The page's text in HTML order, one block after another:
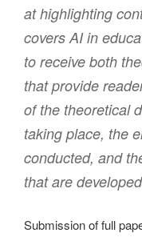
at highlighting
covers AI in
to receive both
that provide
of the theoretical
taking place, the
conducted, and
that are developed
Submission of full